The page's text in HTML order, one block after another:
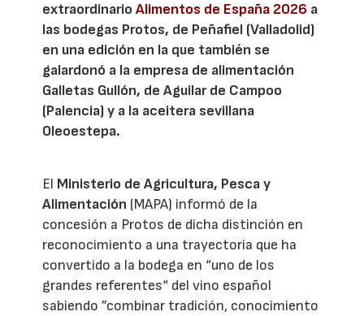
extraordinarioAlimentos de España 2026 a
las bodegas Protos, de Peñafiel (Valladolid)
en una edición en la que también se
galardonó a la empresa de alimentación
Galletas Gullón, de Aguilar de Campoo
(Palencia) y a la aceitera sevillana
Oleoestepa.
El Ministerio de Agricultura, Pesca y
Alimentación (MAPA) informó de la
concesión a Protos de dicha distinción en
reconocimiento a una trayectoria que ha
convertido a la bodega en “uno de los
grandes referentes“ del vino español
sabiendo ”combinar tradición, conocimiento